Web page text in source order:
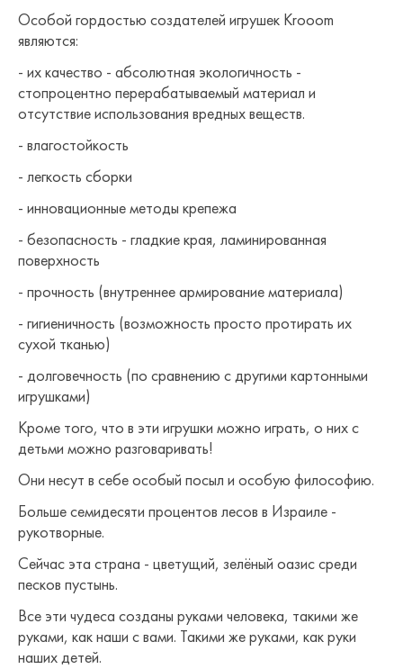
Особой гордостью создателей игрушек Krooom
являются:
- их качество - абсолютная экологичность -
стопроцентно перерабатываемый материал и
отсутствие использования вредных веществ.
- влагостойкость
- легкость сборки
- инновационные методы крепежа
- безопасность - гладкие края, ламинированная
поверхность
- прочность (внутреннее армирование материала)
- гигиеничность (возможность просто протирать их
сухой тканью)
- долговечность (по сравнению с другими картонными
игрушками)
Кроме того, что в эти игрушки можно играть, о них с
детьми можно разговаривать!
Они несут в себе особый посыл и особую философию.
Больше семидесяти процентов лесов в Израиле -
рукотворные.
Сейчас эта страна - цветущий, зелёный оазис среди
песков пустынь.
Все эти чудеса созданы руками человека, такими же
руками, как наши с вами. Такими же руками, как руки
наших детей.